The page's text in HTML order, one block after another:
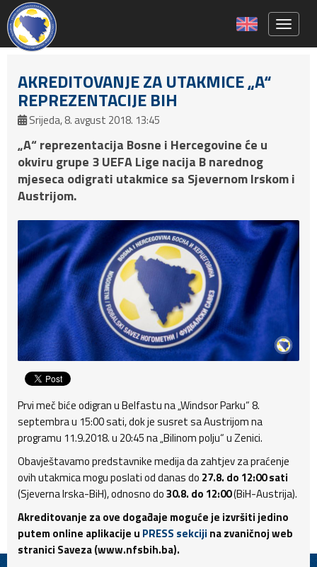
AKREDITOVANJE ZA UTAKMICE „A“
REPREZENTACIJE BIH
Srijeda, 8. avgust 2018. 13:45
„A“ reprezentacija Bosne i Hercegovine će u
okviru grupe 3 UEFA Lige nacija B narednog
mjeseca odigrati utakmice sa Sjevernom Irskom i
Austrijom.
Prvi meč biće odigran u Belfastu na „Windsor Parku“ 8.
septembra u 15:00 sati, dok je susret sa Austrijom na
programu 11.9.2018. u 20:45 na „Bilinom polju“ u Zenici.
Obavještavamo predstavnike medija da zahtjev za praćenje
ovih utakmica mogu poslati od danas do 27.8. do 12:00 sati
(Sjeverna Irska-BiH), odnosno do30.8. do 12:00(BiH-Austrija).
Akreditovanje za ove događaje moguće je izvršiti jedino
putem online aplikacije u PRESS sekciji na zvaničnoj web
stranici Saveza (www.nfsbih.ba).